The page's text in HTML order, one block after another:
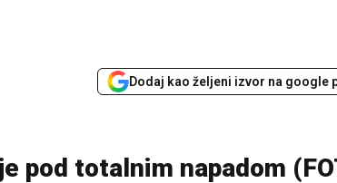
Dodaj kao željeni izvor na google
pod totalnim napadom